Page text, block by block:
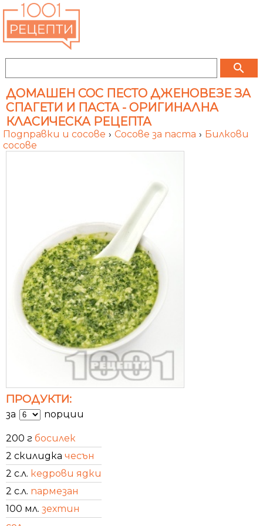
search
ДОМАШЕН СОС ПЕСТО ДЖЕНОВЕЗЕ ЗА
СПАГЕТИ И ПАСТА - ОРИГИНАЛНА
КЛАСИЧЕСКА РЕЦЕПТА
Подправки и сосове › Сосове за паста › Билкови
сосове
ПРОДУКТИ:
за порции
200 г босилек
2 скилидка чесън
2 с.л. кедрови ядки
2 с.л. пармезан
100 мл. зехтин